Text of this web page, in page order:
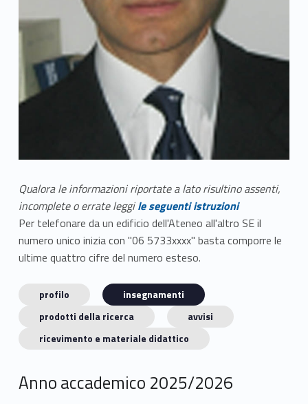
Qualora le informazioni riportate a lato risultino assenti,
incomplete o errate leggile seguenti istruzioni
Per telefonare da un edificio dell'Ateneo all'altro SE il
numero unico inizia con "06 5733xxxx" basta comporre le
ultime quattro cifre del numero esteso.
profilo
insegnamenti
prodotti della ricerca
avvisi
ricevimento e materiale didattico
Anno accademico 2025/2026